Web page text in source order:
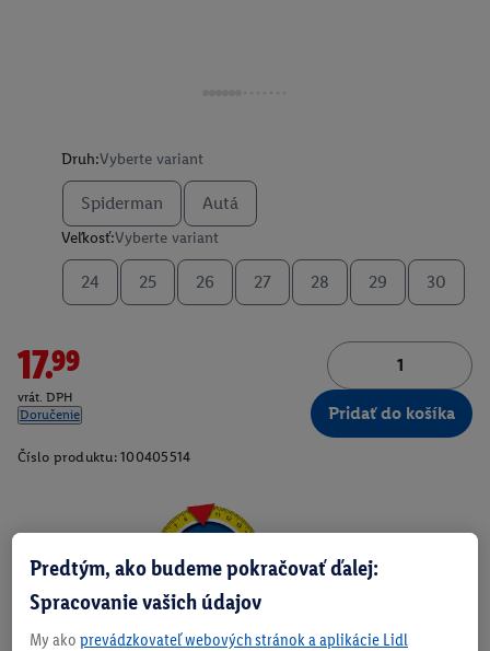
Druh:Vyberte variant
Spiderman Autá
Veľkosť:Vyberte variant
24 25 26 27 28 29 30
17.99
vrát. DPH
Doručenie
Pridať do košíka
Číslo produktu: 100405514
Predtým, ako budeme pokračovať ďalej:
Spracovanie vašich údajov
My ako prevádzkovateľ webových stránok a aplikácie Lidl